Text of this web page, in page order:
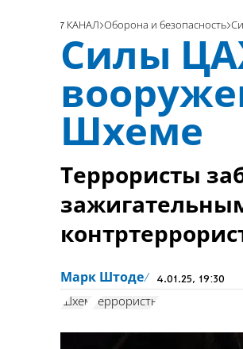
7 КАНАЛ Оборона и безопасность
Силы
Шхеме
Террористы
Марк Штоде 4.01.25, 19:30
Шхем террористы